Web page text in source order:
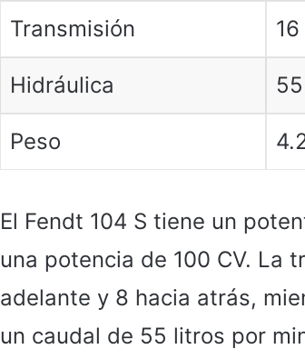
Transmisión
Hidráulica
Peso
El Fendt 104 S tiene un
una potencia de 100 CV. La
adelante y 8 hacia atrás,
un caudal de 55 litros por